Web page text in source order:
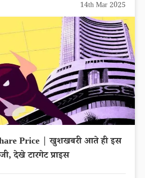
14th Mar 2025
Price | खुशखबरी आते ही इस
देखे टारगेट प्राइस